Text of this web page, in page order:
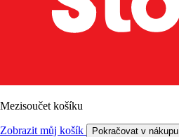
Mezisoučet košíku
Zobrazit můj košík Pokračovat v nákupu